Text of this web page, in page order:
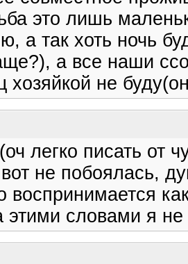
это лишь
а так хоть ночь
а все наши
хозяйкой не
легко писать от
не побоялась,
воспринимается
этими словами я